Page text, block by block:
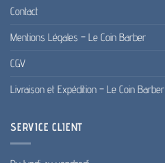
Contact
Mentions Légales – Le Coin Barber
CGV
Livraison et Expédition – Le Coin Barber
SERVICE CLIENT